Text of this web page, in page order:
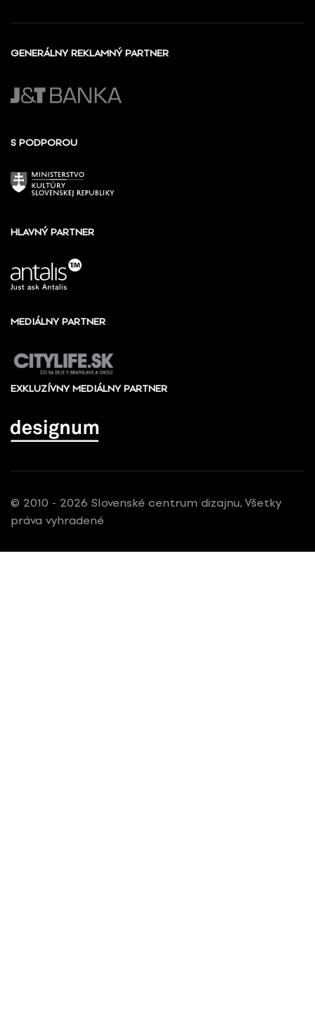
GENERÁLNY REKLAMNÝ PARTNER
S PODPOROU
HLAVNÝ PARTNER
MEDIÁLNY PARTNER
EXKLUZÍVNY MEDIÁLNY PARTNER
© 2010 - 2026 Slovenské centrum dizajnu, Všetky
práva vyhradené